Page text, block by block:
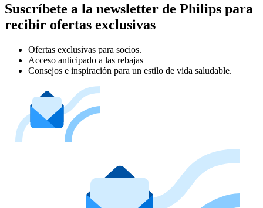
Suscríbete a la newsletter de Philips para
recibir ofertas exclusivas
Ofertas exclusivas para socios.
Acceso anticipado a las rebajas
Consejos e inspiración para un estilo de vida saludable.